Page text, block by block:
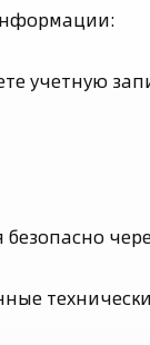
учетную